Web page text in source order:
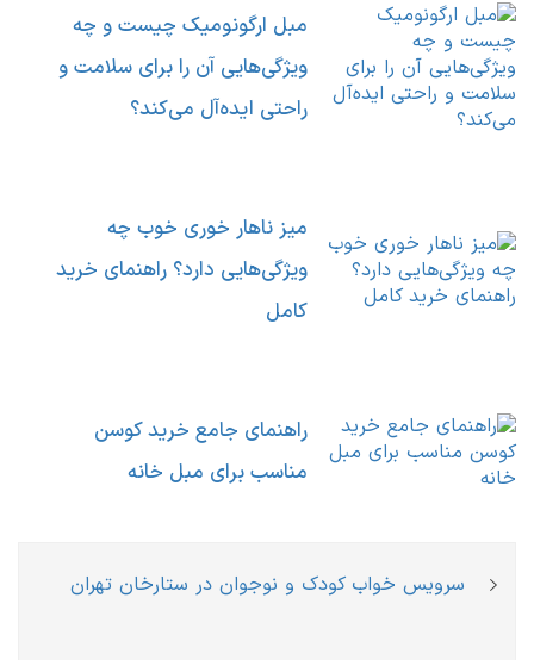
مبل ارگونومیک چیست و چه
ویژگی‌هایی آن را برای سلامت و
راحتی ایده‌آل می‌کند؟
میز ناهار خوری خوب چه
ویژگی‌هایی دارد؟ راهنمای خرید
کامل
راهنمای جامع خرید کوسن
مناسب برای مبل خانه
راهبریPrevious
سرویس خواب کودک و نوجوان در ستارخان تهران